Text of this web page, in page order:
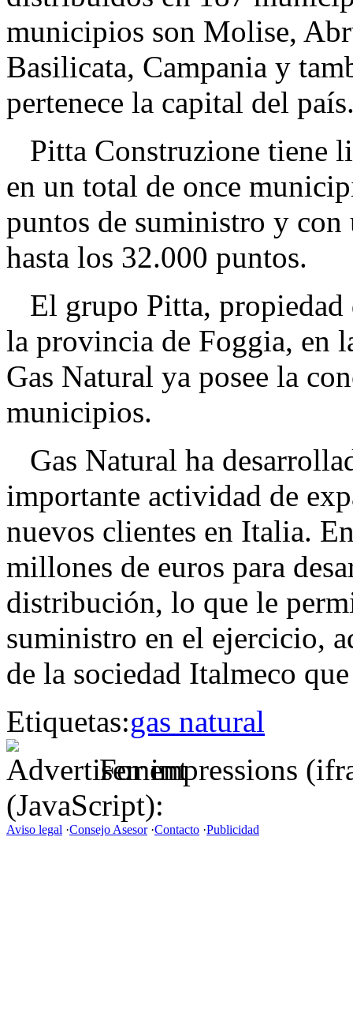
municipios son Molise,
Basilicata, Campania y
pertenece la capital del
Pitta Construzione tiene
en un total de once
puntos de suministro y con
hasta los 32.000 puntos.
El grupo Pitta, propiedad
la provincia de Foggia, en
Gas Natural ya posee la
municipios.
Gas Natural ha
importante actividad de
nuevos clientes en Italia.
millones de euros para
distribución, lo que le
suministro en el ejercicio,
de la sociedad Italmeco
Etiquetas:gas natural
For impressions
(JavaScript):
Aviso legal ·Consejo Asesor·Contacto ·Publicidad